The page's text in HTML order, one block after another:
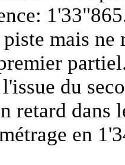
mais ne
du
retard dans
en